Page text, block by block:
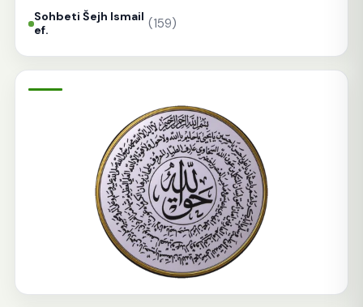
Sohbeti Šejh Ismail
ef.
(159)